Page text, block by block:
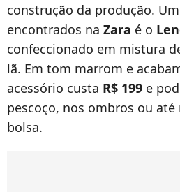
construção da produção.
encontrados na Zara é o
confeccionado em mistura
lã. Em tom marrom e
acessório custa R$ 199 e
pescoço, nos ombros ou até
bolsa.